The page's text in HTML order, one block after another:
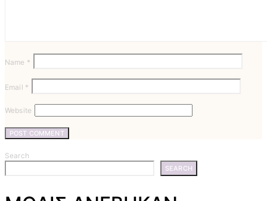
Name *
Email *
Website
Search
SEARCH